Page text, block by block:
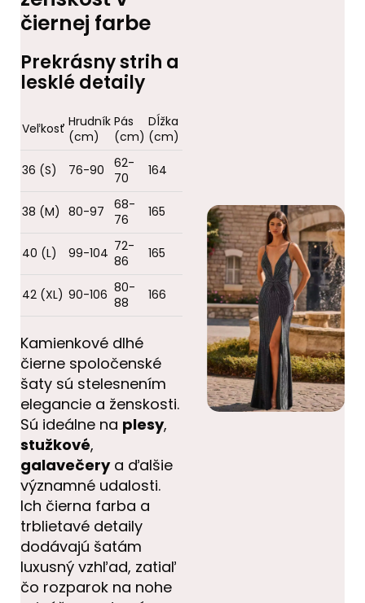
čiernej farbe
Prekrásny strih a
lesklé detaily
Veľkosť Hrudník
(cm)
Pás
(cm)
Dĺžka
(cm)
36 (S) 76-90
62-
70
164
38 (M) 80-97
68-
76
165
40 (L) 99-104 72-
86
165
42 (XL) 90-106 80-
88
166
Kamienkové dlhé
čierne spoločenské
šaty sú stelesnením
elegancie a ženskosti.
Sú ideálne na plesy,
stužkové,
galavečerya ďalšie
významné udalosti.
Ich čierna farba a
trblietavé detaily
dodávajú šatám
luxusný vzhľad, zatiaľ
čo rozparok na nohe